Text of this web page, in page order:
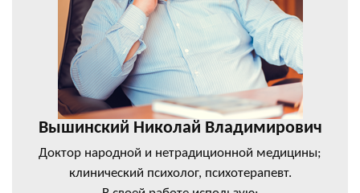
Вышинский Николай Владимирович
Доктор народной и нетрадиционной медицины;
клинический психолог, психотерапевт.